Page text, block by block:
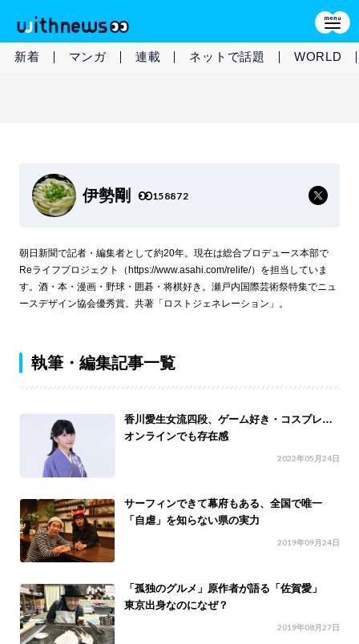
新着 マンガ 連載 ネットで話題 WORLD
伊勢剛 158872
朝日新聞で記者・編集者として約20年。現在は総合プロデュース本部で
Reライフプロジェクト（https://www.asahi.com/relife/）を担当していま
す。酒・本・漫画・野球・囲碁・将棋好き。瀬戸内国際芸術祭特集でニュ
ースデザイン協会優秀賞。共著「ロストジェネレーション」。
執筆・編集記事一覧
香川愛生女流四段、ゲーム好き・コスプレ…
オンラインでも存在感
2022年05月24日
サーフィンできて幕府もある、全国で唯一
「自虐」を知らない県の実力
2019年09月24日
「孤独のグルメ」原作者が語る「佐賀愛」
東京出身なのになぜ？
2019年08月27日